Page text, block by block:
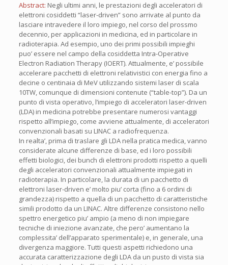
Abstract: Negli ultimi anni, le prestazioni degli acceleratori di
elettroni cosiddetti “laser-driven” sono arrivate al punto da
lasciare intravedere il loro impiego, nel corso del prossmo
decennio, per applicazioni in medicina, ed in particolare in
radioterapia. Ad esempio, uno dei primi possibili impieghi
puo’ essere nel campo della cosiddetta Intra-Operative
Electron Radiation Therapy (IOERT). Attualmente, e’ possibile
accelerare pacchetti di elettroni relativistici con energia fino a
decine o centinaia di MeV utilizzando sistemi laser di scala
10TW, comunque di dimensioni contenute (“table-top”). Da un
punto di vista operativo, l’impiego di acceleratori laser-driven
(LDA) in medicina potrebbe presentare numerosi vantaggi
rispetto all’impiego, come avviene attualmente, di acceleratori
convenzionali basati su LINAC a radiofrequenza.
In realta’, prima di traslare gli LDA nella pratica medica, vanno
considerate alcune differenze di base, ed i loro possibili
effetti biologici, dei bunch di elettroni prodotti rispetto a quelli
degli acceleratori convenzionali attualmente impiegati in
radioterapia. In particolare, la durata di un pacchetto di
elettroni laser-driven e’ molto piu’ corta (fino a 6 ordini di
grandezza) rispetto a quella di un pacchetto di caratteristiche
simili prodotto da un LINAC. Altre differenze consistono nello
spettro energetico piu’ ampio (a meno di non impiegare
tecniche di iniezione avanzate, che pero’ aumentano la
complessita’ dell’apparato sperimentale) e, in generale, una
divergenza maggiore. Tutti questi aspetti richiedono una
accurata caratterizzazione degli LDA da un pusto di vista sia